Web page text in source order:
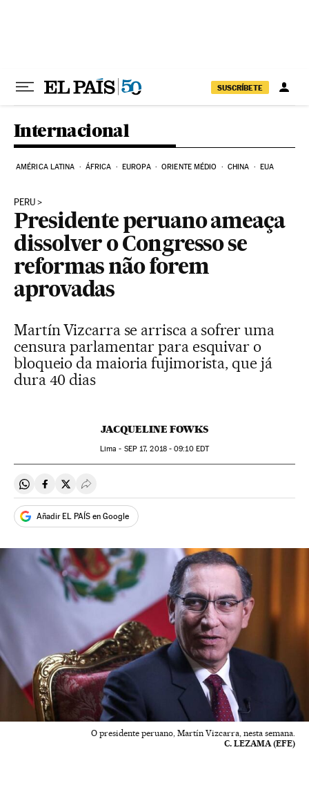
SUSCRÍBETE
Internacional
AMÉRICA LATINA ÁFRICA EUROPA ORIENTE MÉDIO CHINA EUA
PERU
Presidente peruano ameaça
dissolver o Congresso se
reformas não forem
aprovadas
Martín Vizcarra se arrisca a sofrer uma
censura parlamentar para esquivar o
bloqueio da maioria fujimorista, que já
dura 40 dias
JACQUELINE FOWKS
Lima - SEP17, 2018 - 09:10EDT
Compartir en Whatsapp
Compartir en Facebook
Compartir en Twitter
Desplegar Redes Sociales
Añadir EL PAÍS en Google
O presidente peruano, Martín Vizcarra, nesta semana.
C. LEZAMA (EFE)